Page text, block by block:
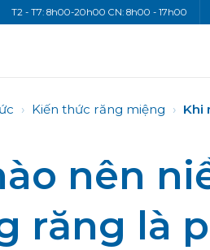
T2 - T7: 8h00-20h00 CN: 8h00 - 17h00
› Kiến thức răng miệng › Khi
nên
răng là